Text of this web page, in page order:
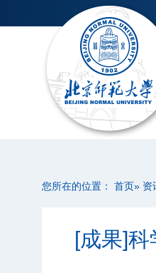
您所在的位置： 首页» 资
[成果]科